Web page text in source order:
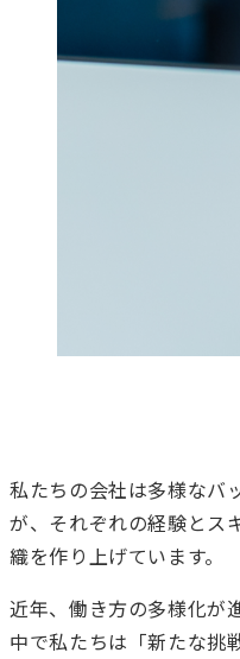
私たちの会社は多様なバ
が、 それぞれの経験とス
織を作り上げています。
近年、働き方の多様化が
中で私たちは 「新たな